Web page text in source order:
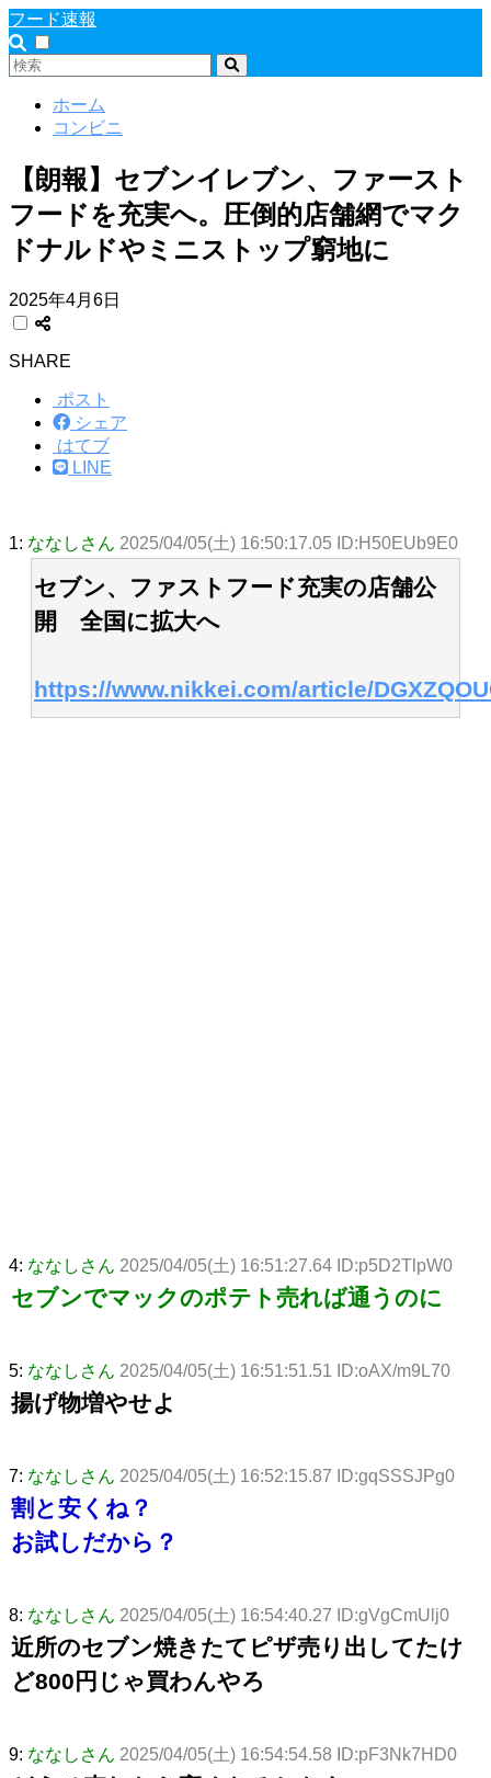
フード速報
ホーム
コンビニ
【朗報】セブンイレブン、ファースト
フードを充実へ。圧倒的店舗網でマク
ドナルドやミニストップ窮地に
2025年4月6日
SHARE
ポスト
シェア
はてブ
LINE
1: ななしさん 2025/04/05(土) 16:50:17.05 ID:H50EUb9E0
セブン、ファストフード充実の店舗公
開 全国に拡大へ
https://www.nikkei.com/article/
4: ななしさん 2025/04/05(土) 16:51:27.64 ID:p5D2TlpW0
セブンでマックのポテト売れば通うのに
5: ななしさん 2025/04/05(土) 16:51:51.51 ID:oAX/m9L70
揚げ物増やせよ
7: ななしさん 2025/04/05(土) 16:52:15.87 ID:gqSSSJPg0
割と安くね？
お試しだから？
8: ななしさん 2025/04/05(土) 16:54:40.27 ID:gVgCmUlj0
近所のセブン焼きたてピザ売り出してたけ
ど800円じゃ買わんやろ
9: ななしさん 2025/04/05(土) 16:54:54.58 ID:pF3Nk7HD0